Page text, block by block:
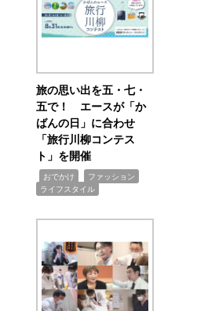
旅の思い出を五・七・
五で！ エースが「か
ばんの日」に合わせ
「旅行川柳コンテス
ト」を開催
おでかけ ファッション
ライフスタイル